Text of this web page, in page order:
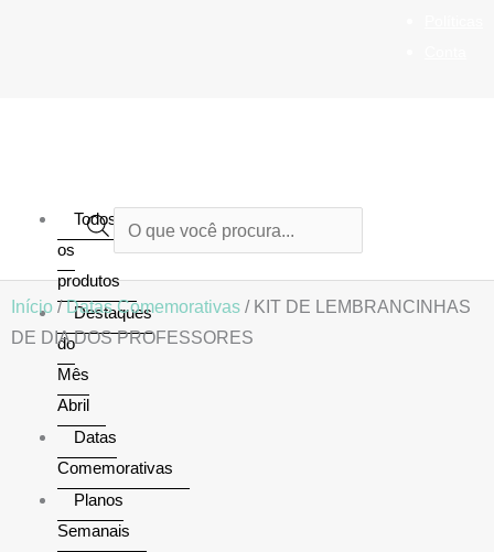
Todos
os
produtos
Destaques
do
Mês
Abril
Datas
Comemorativas
Planos
Semanais
Pesquisar
produtos
Início /Datas Comemorativas / KIT DE LEMBRANCINHAS
DE DIA DOS PROFESSORES